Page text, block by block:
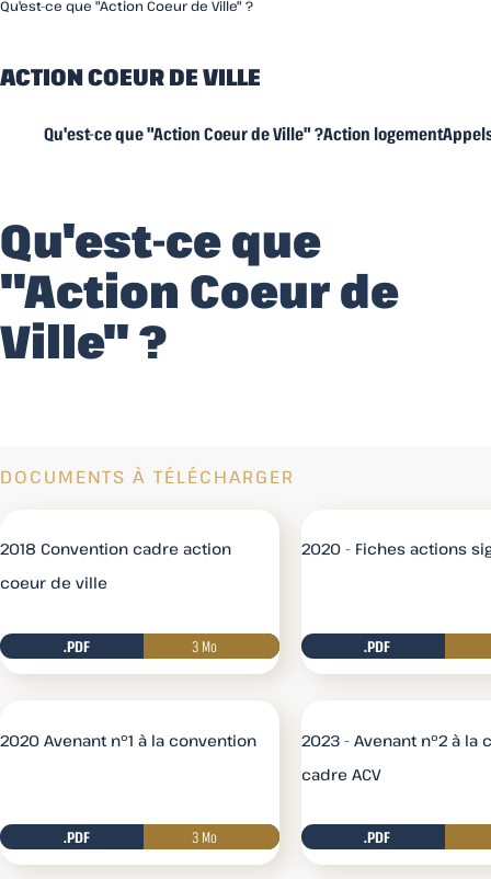
Qu'est-ce que "Action Coeur de Ville" ?
ACTION COEUR DE VILLE
Qu'est-ce que "Action Coeur de Ville" ?Action logement
Qu'est-ce que
"Action Coeur de
Ville" ?
DOCUMENTS À TÉLÉCHARGER
2018 Convention cadre action
coeur de ville
.PDF 3 Mo Télécharger
2020 - Fiches actions
.PDF
2020 Avenant n°1 à la convention
.PDF 3 Mo Télécharger
2023 - Avenant n°2 à la
cadre ACV
.PDF